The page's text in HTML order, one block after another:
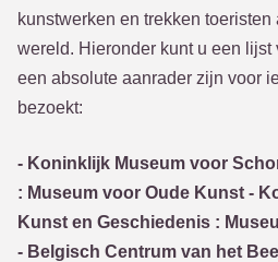
kunstwerken en trekken
wereld. Hieronder kunt u een lijst
een absolute aanrader zijn voor
bezoekt:
- Koninklijk Museum voor
: Museum voor Oude Kunst -
Kunst en Geschiedenis :
- Belgisch Centrum van het